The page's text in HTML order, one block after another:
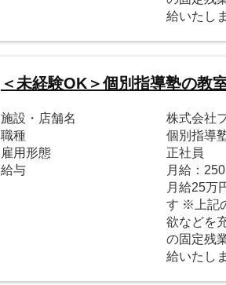
給いたし
＜未経験OK＞個別指導塾の教
施設・店舗名
株式会社
職種
個別指導
雇用形態
正社員
給与
月給：
月給25万
す ※上記
欲などを
の固定残
給いたし